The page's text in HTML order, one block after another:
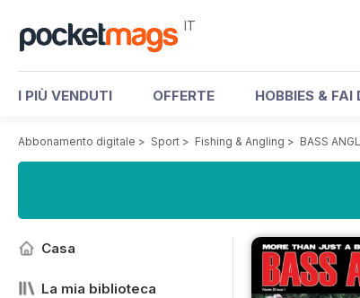
IT
I PIÙ VENDUTI OFFERTE HOBBIES & FAI
Abbonamento digitale > Sport > Fishing & Angling > BASS
Casa
La mia biblioteca